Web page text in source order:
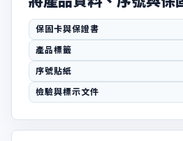
保固卡與保證書
產品標籤
序號貼紙
檢驗與標示文件